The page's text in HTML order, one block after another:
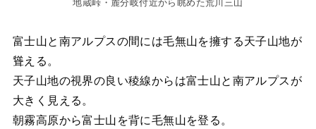
富士山と南アルプスの間には毛無山を擁する天子山地が
聳える。
天子山地の視界の良い稜線からは富士山と南アルプスが
大きく見える。
朝霧高原から富士山を背に毛無山を登る。